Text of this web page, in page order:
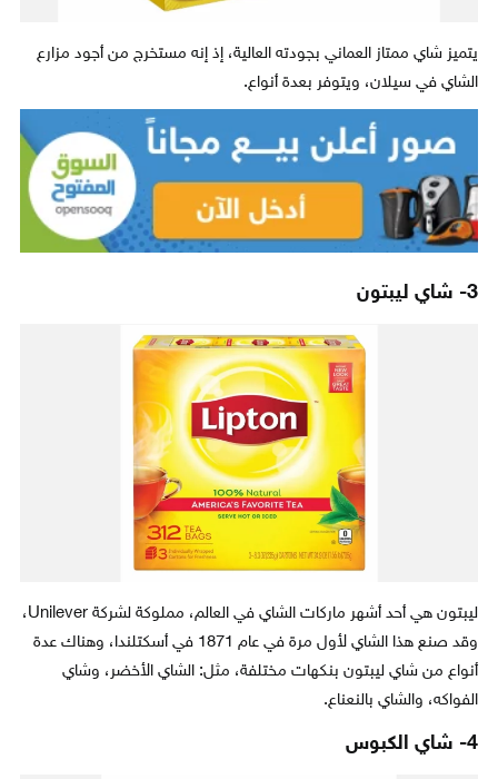
يتميز شاي ممتاز العماني بجودته العالية، إذ إنه مستخرج من أجود مزارع
الشاي في سيلان، ويتوفر بعدة أنواع.
3- شاي ليبتون
ليبتون هي أحد أشهر ماركات الشاي في العالم، مملوكة لشركة Unilever،
وقد صنع هذا الشاي لأول مرة في عام 1871 في أسكتلندا، وهناك عدة
أنواع من شاي ليبتون بنكهات مختلفة، مثل: الشاي الأخضر، وشاي
الفواكه، والشاي بالنعناع.
4- شاي الكبوس